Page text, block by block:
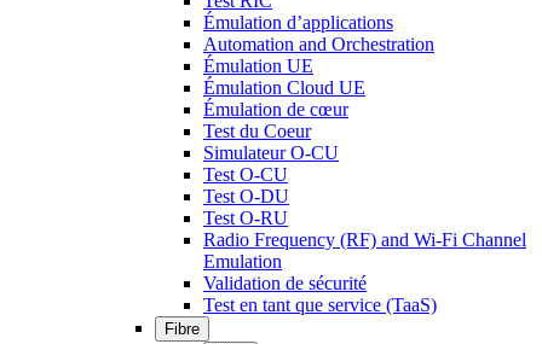
Émulation d’applications
Automation and Orchestration
Émulation UE
Émulation Cloud UE
Émulation de cœur
Test du Coeur
Simulateur O-CU
Test O-CU
Test O-DU
Test O-RU
Radio Frequency (RF) and Wi-Fi Channel
Emulation
Validation de sécurité
Test en tant que service (TaaS)
Fibre